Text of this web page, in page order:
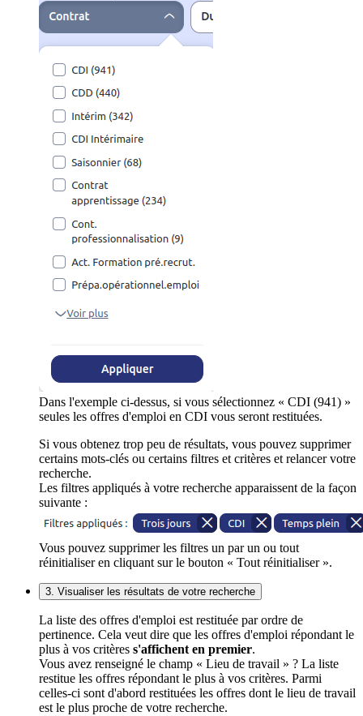
Dans l'exemple ci-dessus, si vous sélectionnez « CDI (941) »
seules les offres d'emploi en CDI vous seront restituées.
Si vous obtenez trop peu de résultats, vous pouvez supprimer
certains mots-clés ou certains filtres et critères et relancer votre
recherche.
Les filtres appliqués à votre recherche apparaissent de la façon
suivante :
Vous pouvez supprimer les filtres un par un ou tout
réinitialiser en cliquant sur le bouton « Tout réinitialiser ».
3. Visualiser les résultats de votre recherche
La liste des offres d'emploi est restituée par ordre de
pertinence. Cela veut dire que les offres d'emploi répondant le
plus à vos critères s'affichent en premier.
Vous avez renseigné le champ « Lieu de travail » ? La liste
restitue les offres répondant le plus à vos critères. Parmi
celles-ci sont d'abord restituées les offres dont le lieu de travail
est le plus proche de votre recherche.